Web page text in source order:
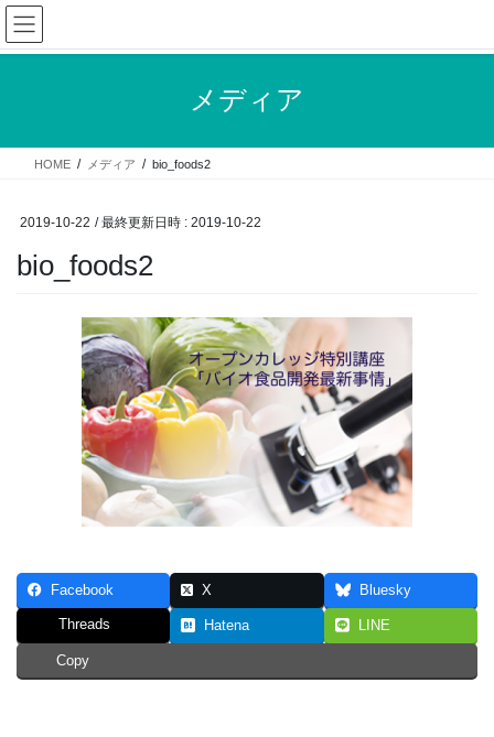
コ
ン
テ
ス
ナ
ビ
ゲ
ン
メディア
HOME メディア bio_foods2
2019-10-22 / 最終更新日時 : 2019-10-22
bio_foods2
Facebook X Bluesky
Threads Hatena LINE
Copy